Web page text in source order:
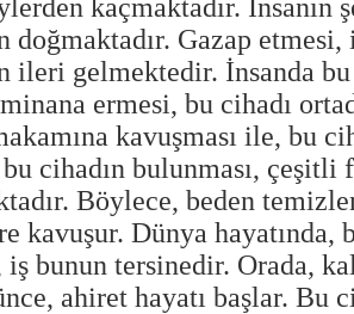
kaçmaktadır. İnsanın
doğmaktadır. Gazap
ileri gelmektedir. İnsanda
ermesi, bu cihadı
kavuşması ile, bu
cihadın bulunması, çeşitli
Böylece, beden
kavuşur. Dünya hayatında,
bunun tersinedir. Orada,
ahiret hayatı başlar. Bu